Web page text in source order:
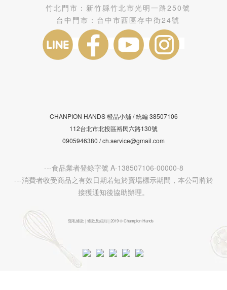
竹北門市： 新竹縣竹北市光明一路250號
台中門市： 台中市西區存中街24號
CHANPION HANDS 橙品小舖 /統編38507106
112台北市北投區裕民六路130號
0905946380 / ch.service@gmail.com
---食品業者登錄字號 A-138507106-00000-8
---消費者收受商品之有效日期若短於賣場標示期間，本公司將於
接獲通知後協助辦理。
隱私條款 | 條款及細則 | 2019 © Champion Hands